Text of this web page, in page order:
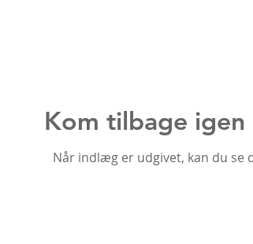
Kom tilbage igen
Når indlæg er udgivet, kan du se